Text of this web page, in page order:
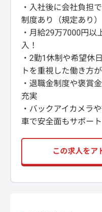
・入社後に会社負担
制度あり（規定あり）
・月給29万7000円以
入！
・2勤1休制や希望休
トを重視した働き方
・退職金制度や褒賞
充実
・バックアイカメラ
車で安全面もサポート
この求人をア